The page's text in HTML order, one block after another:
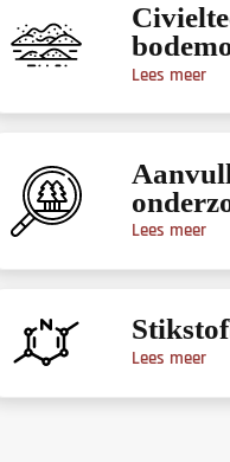
Lees meer
Lees meer
Lees meer